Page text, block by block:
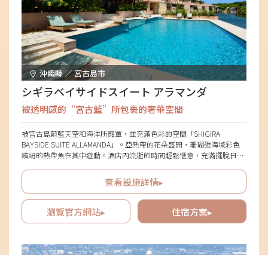
沖繩縣 ／ 宮古島市
シギラベイサイドスイート アラマンダ
被透明感的“宮古藍”所包裹的奢華空間
被宮古島蔚藍天空和海洋所籠罩，並充滿色彩的空間「SHIGIRA
BAYSIDE SUITE ALLAMANDA」。亞熱帶的花朵盛開，珊瑚礁海域彩色
繽紛的熱帶魚在其中遊動。酒店內流逝的時間輕鬆愜意，充滿擺脫日常
此外，「SHIGIRA BAYSIDE SUITE ALLAMANDA」內的4家餐廳和休息
室，以及散佈在廣大土地上的30多家餐廳、咖啡廳和酒吧都可讓人愉悅
地膩。
查看設施詳情▸
瀏覽官方網站▸ 住宿方案▸